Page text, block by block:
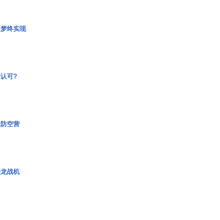
终实现
可?
空营
战机